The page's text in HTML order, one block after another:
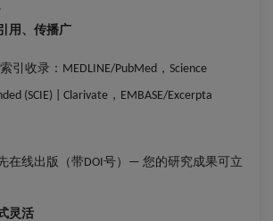
用、传播广
引收录： MEDLINE/PubMed ， Science
(SCIE) | Clarivate ， EMBASE/Excerpta
在线出版（带 DOI 号） — 您的研究成果可立
灵活